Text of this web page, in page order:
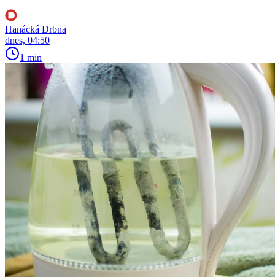
Hanácká Drbna
dnes, 04:50
1 min